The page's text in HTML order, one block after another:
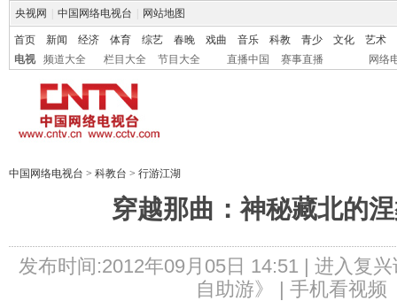
央视网 中国网络电视台 网站地图
首页 新闻 经济 体育 综艺 春晚 戏曲 音乐 科教 青少 文化
艺术
电视
频道大全 栏目大全 节目大全 直播中国 赛事直播 网络
中国网络电视台 > 科教台 > 行游江湖
穿越那曲：神秘藏北的
发布时间:2012年09月05日 14:51 | 进入复兴
自助游》 | 手机看视频